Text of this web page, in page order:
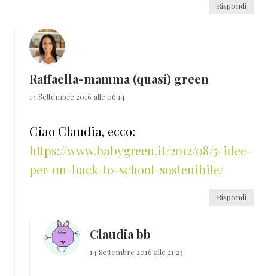
Rispondi
Raffaella-mamma (quasi) green
14 Settembre 2016 alle 06:14
Ciao Claudia, ecco:
https://www.babygreen.it/2012/08/5-idee-
per-un-back-to-school-sostenibile/
Rispondi
Claudia bb
14 Settembre 2016 alle 21:23